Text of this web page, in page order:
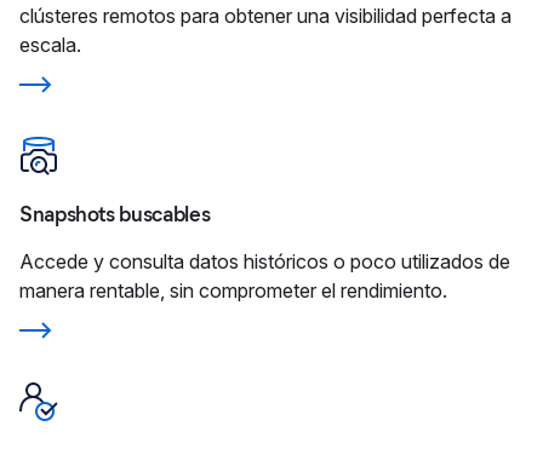
clústeres remotos para obtener una visibilidad perfecta a
escala.
Snapshots buscables
Accede y consulta datos históricos o poco utilizados de
manera rentable, sin comprometer el rendimiento.